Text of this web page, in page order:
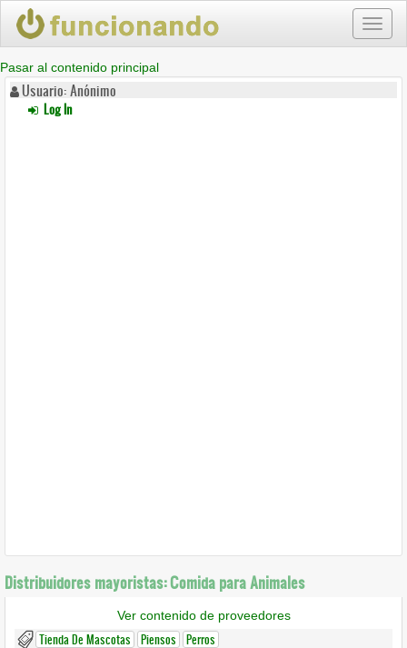
Pasar al contenido principal
Usuario: Anónimo
Log In
Distribuidores mayoristas: Comida para Animales
Ver contenido de proveedores
Tienda De Mascotas Piensos Perros